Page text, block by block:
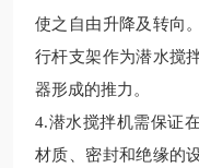
使之自由升降及转向
行杆支架作为潜水搅
器形成的推力。
4.潜水搅拌机需保证
材质、密封和绝缘的